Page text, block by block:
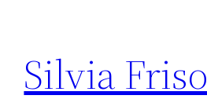
contenuto
Silvia